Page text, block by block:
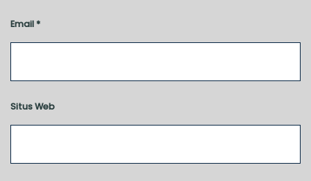
Email *
Situs Web